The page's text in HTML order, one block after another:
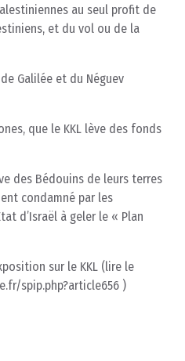
au seul profit de
et du vol ou de la
Galilée et du Néguev
que le KKL lève des fonds
des Bédouins de leurs terres
condamné par les
d’Israël à geler le « Plan
sur le KKL (lire le
spip.php?article656 )